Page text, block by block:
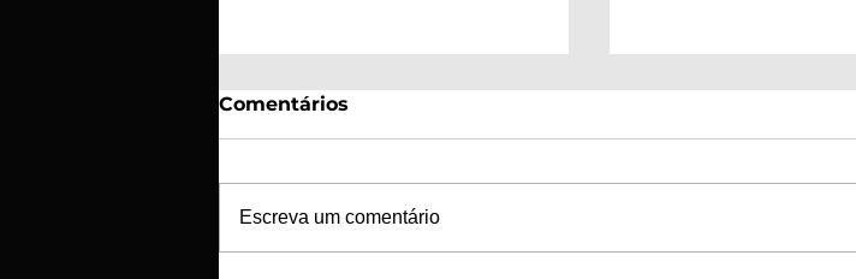
Comentários
Escreva um comentário